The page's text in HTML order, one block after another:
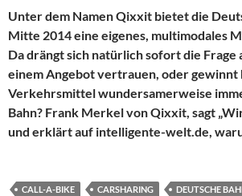
Unter dem Namen Qixxit bietet die
Mitte 2014 eine eigenes, multimodales
Da drängt sich natürlich sofort die Frage
einem Angebot vertrauen, oder gewinnt
Verkehrsmittel wundersamerweise
Bahn? Frank Merkel von Qixxit, sagt
und erklärt auf intelligente-welt.de,
CALL-A-BIKE CARSHARING DEUTSCHE